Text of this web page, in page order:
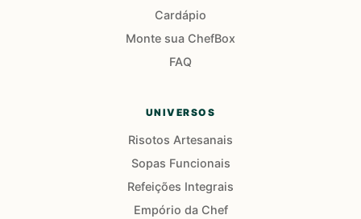
Cardápio
Monte sua ChefBox
FAQ
UNIVERSOS
Risotos Artesanais
Sopas Funcionais
Refeições Integrais
Empório da Chef